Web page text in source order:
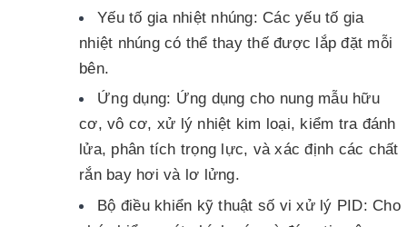
Yếu tố gia nhiệt nhúng: Các yếu tố gia
nhiệt nhúng có thể thay thế được lắp đặt mỗi
bên.
Ứng dụng: Ứng dụng cho nung mẫu hữu
cơ, vô cơ, xử lý nhiệt kim loại, kiểm tra đánh
lửa, phân tích trọng lực, và xác định các chất
rắn bay hơi và lơ lửng.
Bộ điều khiển kỹ thuật số vi xử lý PID: Cho